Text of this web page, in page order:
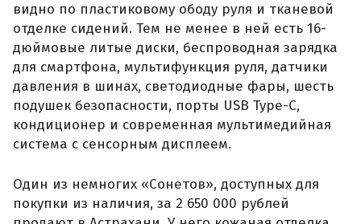
видно по пластиковому ободу руля и тканевой
отделке сидений. Тем не менее в ней есть 16-
дюймовые литые диски, беспроводная зарядка
для смартфона, мультифункция руля, датчики
давления в шинах, светодиодные фары, шесть
подушек безопасности, порты USB Type-C,
кондиционер и современная мультимедийная
система с сенсорным дисплеем.
Один из немногих «Сонетов», доступных для
покупки из наличия, за 2 650 000 рублей